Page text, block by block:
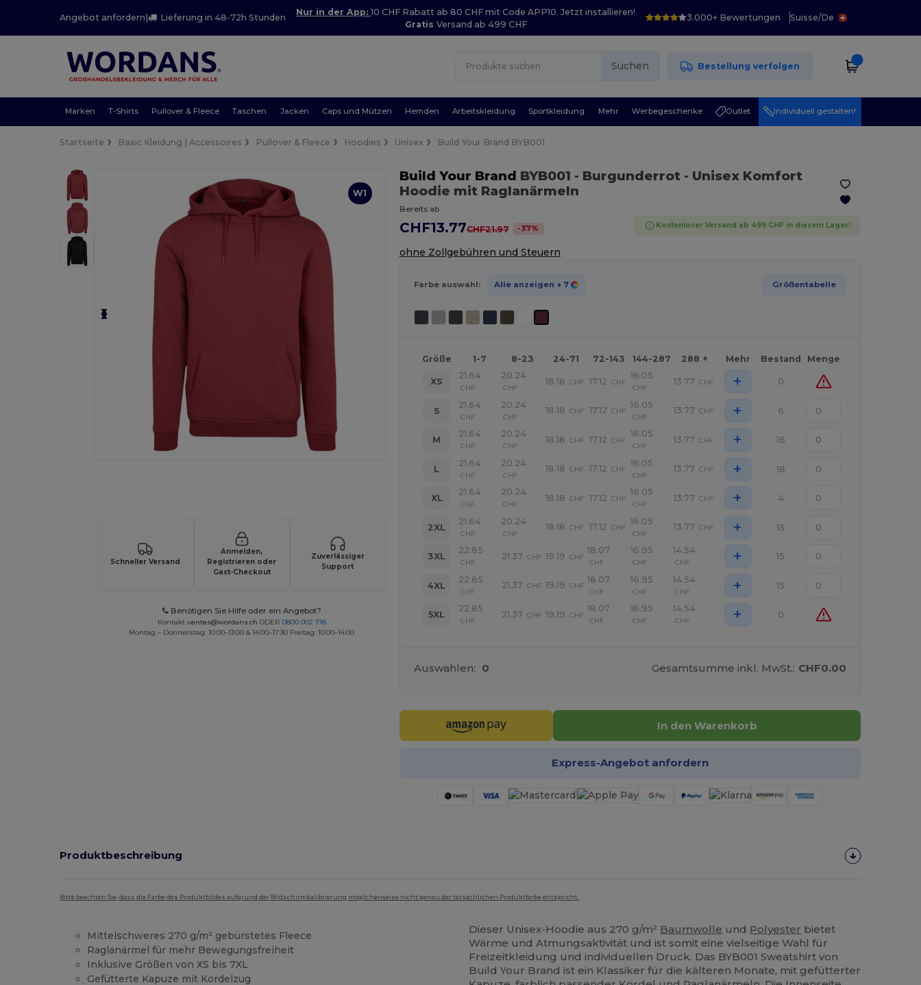
Angebot anfordern | Lieferung in 48-72h Stunden
Nur in der App:10 CHF Rabatt ab 80 CHF mit Code APP10. Jetzt installieren!
Gratis Versand ab 499 CHF
3.000+ Bewertungen Suisse/De
Suchen Bestellung verfolgen
Marken T-Shirts Pullover & Fleece Taschen Jacken Caps und Mützen Hemden Arbeitskleidung Sportkleidung Mehr Werbegeschenke Outlet Individuell gestalten!
Startseite Basic Kleidung | Accessoires Pullover & Fleece Hoodies Unisex Build Your Brand BYB001
W1
Schneller Versand
Anmelden,
Registrieren oder
Gast-Checkout
Zuverlässiger
Support
Benötigen Sie Hilfe oder ein Angebot?
Kontakt ventes@wordans.ch ODER 0800 002 718
Montag – Donnerstag: 10:00–13:00 & 14:00–17:30 Freitag: 10:00–14:00
Build Your Brand BYB001 - Burgunderrot- Unisex Komfort
Hoodie mit Raglanärmeln
Bereits ab
CHF13.77CHF21.97 -37% Kostenloser Versand ab 499 CHF in diesem Lager!
ohne Zollgebühren und Steuern
Farbe auswahl: Alle anzeigen + 7 Größentabelle
Größe 1-7 8-23 24-71 72-143 144-287 288 + Mehr Bestand Menge
XS
21.64
CHF
20.24
CHF
18.18 CHF 17.12 CHF
16.05
CHF
13.77 CHF + 0
S
21.64
CHF
20.24
CHF
18.18 CHF 17.12 CHF
16.05
CHF
13.77 CHF + 6
M
21.64
CHF
20.24
CHF
18.18 CHF 17.12 CHF
16.05
CHF
13.77 CHF + 16
L
21.64
CHF
20.24
CHF
18.18 CHF 17.12 CHF
16.05
CHF
13.77 CHF + 18
XL
21.64
CHF
20.24
CHF
18.18 CHF 17.12 CHF
16.05
CHF
13.77 CHF + 4
2XL
21.64
CHF
20.24
CHF
18.18 CHF 17.12 CHF
16.05
CHF
13.77 CHF + 15
3XL
22.85
CHF
21.37 CHF 19.19 CHF
18.07
CHF
16.95
CHF
14.54
CHF + 15
4XL
22.85
CHF
21.37 CHF 19.19 CHF
18.07
CHF
16.95
CHF
14.54
CHF + 15
5XL
22.85
CHF
21.37 CHF 19.19 CHF
18.07
CHF
16.95
CHF
14.54
CHF + 0
Auswahlen: 0 Gesamtsumme inkl. MwSt.: CHF0.00
In den Warenkorb
Express-Angebot anfordern
Produktbeschreibung
Bitte beachten Sie, dass die Farbe des Produktbildes aufgrund der Bildschirmkalibrierung möglicherweise nicht genau der tatsächlichen Produktfarbe entspricht.
Mittelschweres 270 g/m² gebürstetes Fleece
Raglanärmel für mehr Bewegungsfreiheit
Inklusive Größen von XS bis 7XL
Gefütterte Kapuze mit Kordelzug
Dieser Unisex-Hoodie aus 270 g/m² Baumwolle und Polyester bietet
Wärme und Atmungsaktivität und ist somit eine vielseitige Wahl für
Freizeitkleidung und individuellen Druck. Das BYB001 Sweatshirt von
Build Your Brand ist ein Klassiker für die kälteren Monate, mit gefütterter